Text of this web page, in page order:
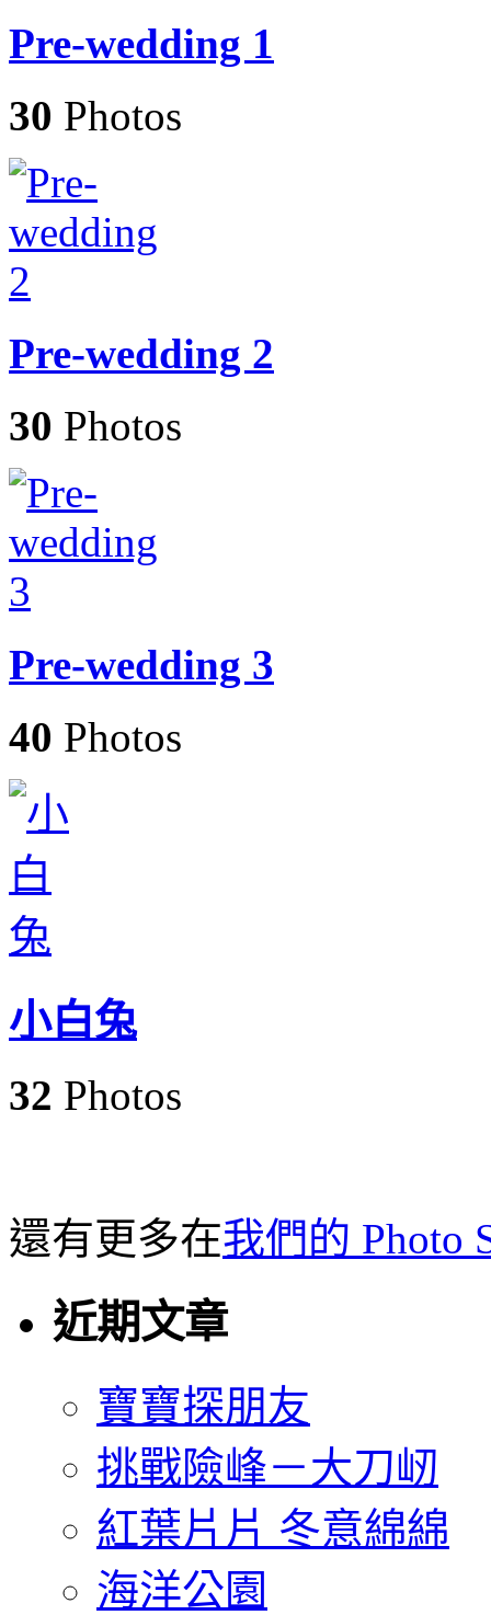
Pre-wedding 1
30 Photos
Pre-wedding 2
30 Photos
Pre-wedding 3
40 Photos
小白兔
32 Photos
還有更多在我們的 Photo
近期文章
寶寶探朋友
挑戰險峰－大刀屻
紅葉片片 冬意綿綿
海洋公園